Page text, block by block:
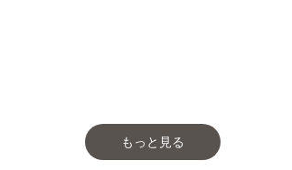
もっと見る